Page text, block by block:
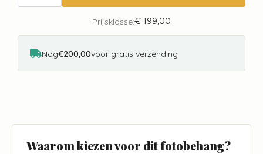
1
aantal
Prijsklasse:€ 199,00
Nog€200,00voor gratis verzending
Waarom kiezen voor dit fotobehang?